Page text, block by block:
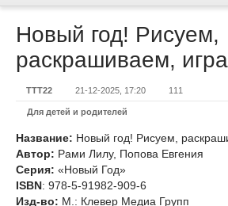
Новый год! Рисуем,
раскрашиваем,
TTT22 21-12-2025, 17:20 111
Для детей и родителей
Название: Новый год! Рисуем,
Автор: Рами Лилу, Попова Евгения
Серия: «Новый Год»
ISBN: 978-5-91982-909-6
Изд-во: М.: Клевер Медиа Групп